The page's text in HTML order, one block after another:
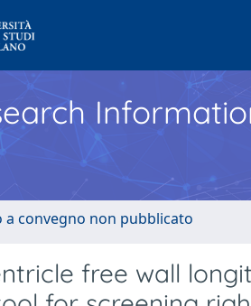
a convegno non pubblicato
free wall